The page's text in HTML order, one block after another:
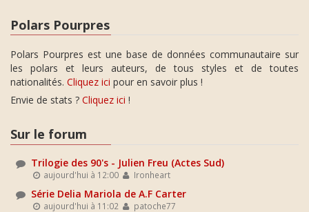
Polars Pourpres
Polars Pourpres est une base de données communautaire sur
les polars et leurs auteurs, de tous styles et de toutes
nationalités. Cliquez ici pour en savoir plus !
Envie de stats ? Cliquez ici !
Sur le forum
Trilogie des 90's - Julien Freu (Actes Sud)
aujourd'hui à 12:00 Ironheart
Série Delia Mariola de A.F Carter
aujourd'hui à 11:02 patoche77